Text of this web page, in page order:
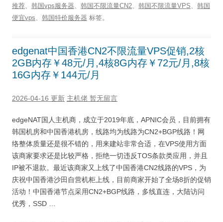
推荐、 韩国vps服务器、 韩国不限流量CN2、 韩国不限流量VPS、 韩国
便宜vps、 韩国特价服务器 标签。
edgenat中国香港CN2不限流量VPS促销,2核
2GB内存￥48元/月,4核8G内存￥72元/月,8核
16G内存￥144元/月
2026-04-16 更新 主机佬 暂无留言
edgeNAT国人主机商，成立于2019年底，APNIC会员，目前拥有
韩国机房和中国香港机房，线路均为线路为CN2+BGP线路！网
络整体质量还是很不错的，用来建站非常合适，在VPS使用方面
该商家要求还是比较严格，拒绝一切违反TOS条款类应用，并且
IP被不退款。最近该商家又上线了中国香港CN2线路的VPS，为
庆祝中国香港沙田自营机柜上线，目前商家开始了全场8折的促销
活动！中国香港节点采用CN2+BGP线路，多线直连，大陆访问
优秀，SSD …